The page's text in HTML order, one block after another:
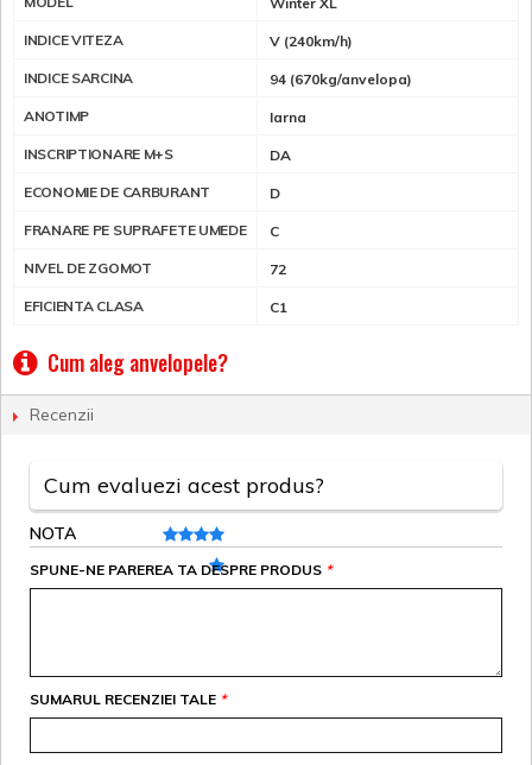
INDICE VITEZA V (240km/h)
INDICE SARCINA 94 (670kg/anvelopa)
ANOTIMP Iarna
INSCRIPTIONARE M+S DA
ECONOMIE DE CARBURANT D
FRANARE PE SUPRAFETE UMEDE C
NIVEL DE ZGOMOT 72
EFICIENTA CLASA C1
Cum aleg anvelopele?
Recenzii
Cum evaluezi acest produs?
NOTA
*
SPUNE-NE PAREREA TA DESPRE PRODUS
*
SUMARUL RECENZIEI TALE